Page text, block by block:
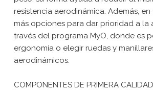
resistencia aerodinámica. Además,
más opciones para dar prioridad a la
través del programa MyO, donde es
ergonomía o elegir ruedas y
aerodinámicos.
COMPONENTES DE PRIMERA